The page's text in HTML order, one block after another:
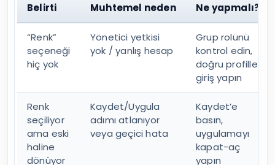
Belirti Muhtemel neden Ne yapmalı?
“Renk”
seçeneği
hiç yok
Yönetici yetkisi
yok / yanlış hesap
Grup rolünü
kontrol edin,
doğru profille
giriş yapın
Renk
seçiliyor
ama eski
haline
dönüyor
Kaydet/Uygula
adımı atlanıyor
veya geçici hata
Kaydet’e
basın,
uygulamayı
kapat-aç
yapın